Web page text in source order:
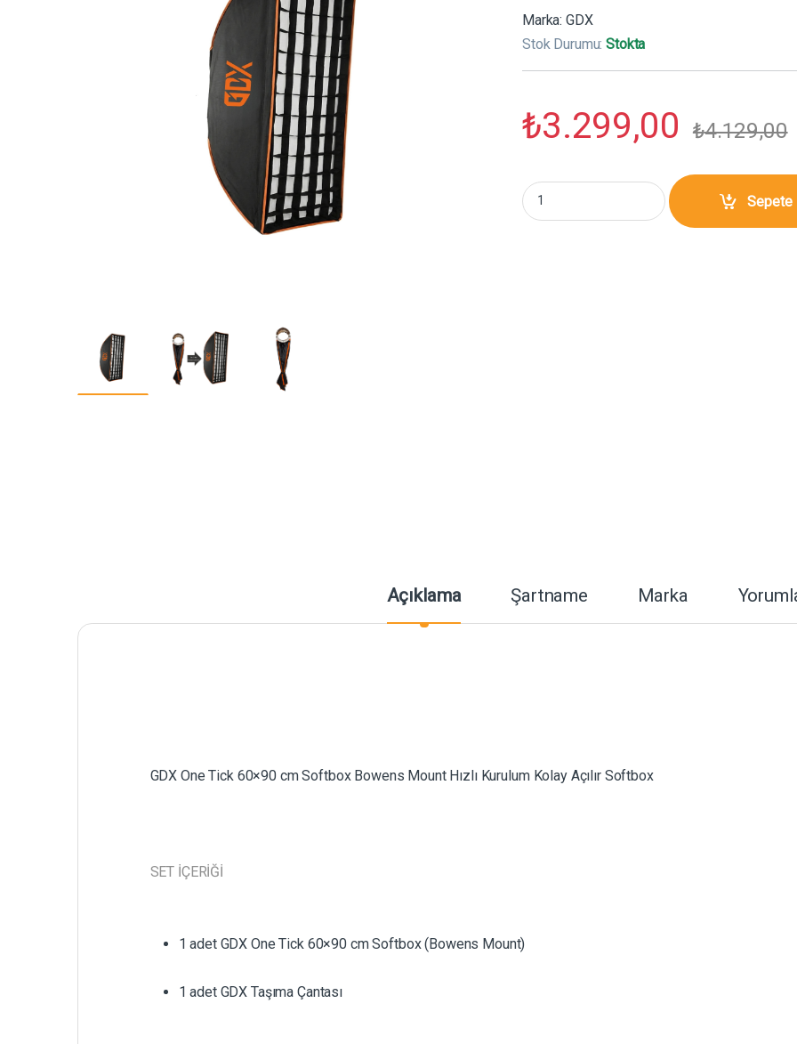
Marka: GDX
Stok Durumu:Stokta
₺3.299,00 ₺4.129,00
GDX One Tick 60x90 cm Softbox Bowens
Sepete
Açıklama Şartname Marka
GDX One Tick 60×90 cm Softbox Bowens Mount Hızlı Kurulum Kolay Açılır Softbox
SET İÇERİĞİ
1 adet GDX One Tick 60×90 cm Softbox (Bowens Mount)
1 adet GDX Taşıma Çantası